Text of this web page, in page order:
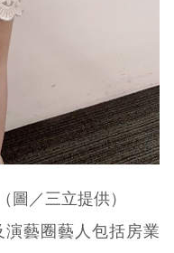
圖／三立提供）
演藝圈藝人包括房業